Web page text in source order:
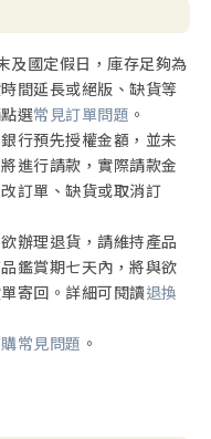
及國定假日，庫存足夠為
間延長或絕版、缺貨等
選常見訂單問題 。
行預先授權金額，並未
進行請款，實際請款金
訂單、缺貨或取消訂
辦理退貨，請維持產品
鑑賞期七天內，將與欲
寄回。詳細可閱讀退換
常見問題 。